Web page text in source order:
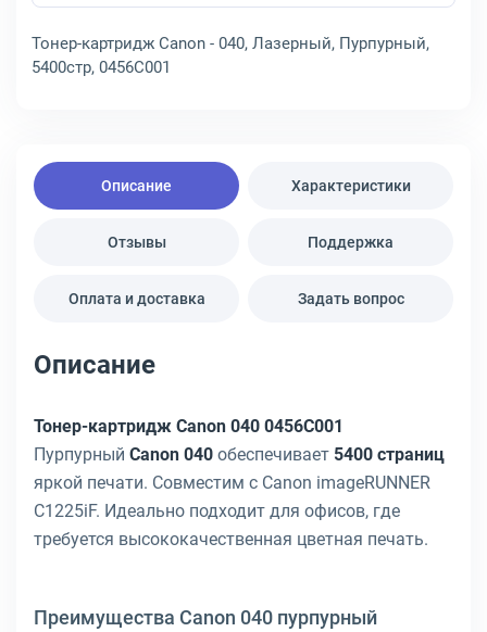
Тонер-картридж Canon - 040, Лазерный, Пурпурный,
5400стр, 0456C001
Описание Характеристики
Отзывы Поддержка
Оплата и доставка Задать вопрос
Описание
Тонер-картридж Canon 040 0456C001
Пурпурный Canon 040 обеспечивает 5400 страниц
яркой печати. Совместим с Canon imageRUNNER
C1225iF. Идеально подходит для офисов, где
требуется высококачественная цветная печать.
Преимущества Canon 040 пурпурный